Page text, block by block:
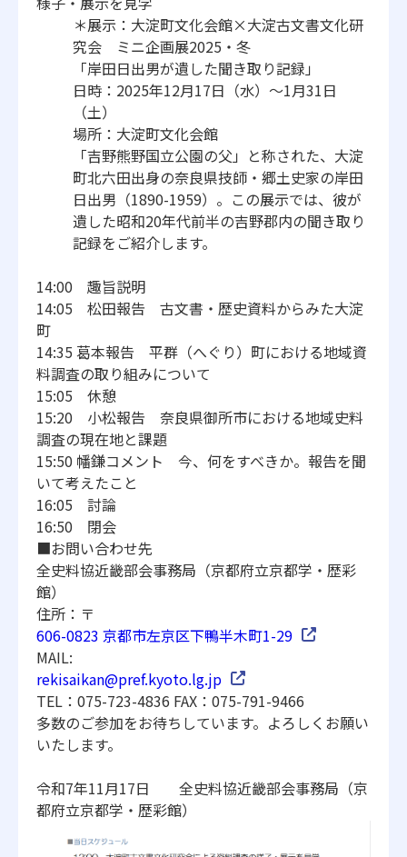
＊展示：大淀町文化会館×大淀古文書文化研
究会 ミニ企画展2025・冬
「岸田日出男が遺した聞き取り記録」
日時：2025年12月17日（水）～1月31日
（土）
場所：大淀町文化会館
「吉野熊野国立公園の父」と称された、 大淀
町北六田出身の奈良県技師・郷土史家の岸田
日出男（1890-1959）。この展示では、 彼が
遺した昭和20年代前半の吉野郡内の聞き取り
記録をご紹介し ます。
14:00 趣旨説明
14:05 松田報告 古文書・歴史資料からみた大淀
町
14:35 葛本報告 平群（へぐり）町における地域資
料調査の取り組みについて
15:05 休憩
15:20 小松報告 奈良県御所市における地域史料
調査の現在地と課題
15:50 幡鎌コメント 今、何をすべきか。報告を聞
いて考えたこと
16:05 討論
16:50 閉会
■お問い合わせ先
全史料協近畿部会事務局（京都府立京都学・歴彩
館）
住所：〒
606-0823 京都市左京区下鴨半木町1-29
MAIL:
rekisaikan@pref.kyoto.lg.jp
TEL：075-723-4836 FAX：075-791-9466
多数のご参加をお待ちしています。よろしくお願い
いたします。
令和7年11月17日 全史料協近畿部会事務局（京
都府立京都学・歴彩館）